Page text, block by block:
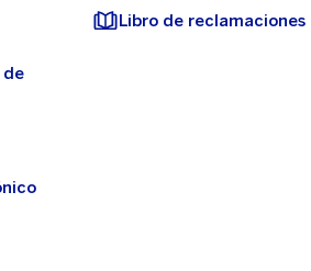
de
Libro de reclamaciones